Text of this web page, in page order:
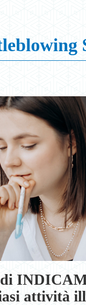
attività